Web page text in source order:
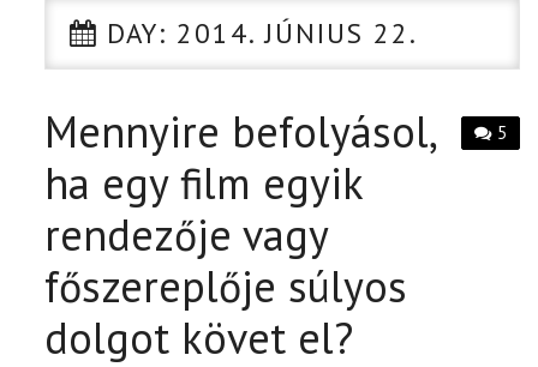
CIKK
PÓLÓ RENDELÉS
DAY: 2014. JÚNIUS 22.
5
Mennyire befolyásol,
ha egy film egyik
rendezője vagy
főszereplője súlyos
dolgot követ el?